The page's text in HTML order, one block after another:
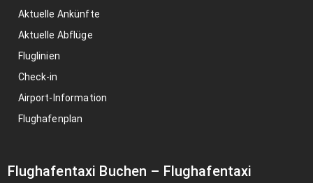
Aktuelle Ankünfte
Aktuelle Abflüge
Fluglinien
Check-in
Airport-Information
Flughafenplan
Flughafentaxi Buchen – Flughafentaxi